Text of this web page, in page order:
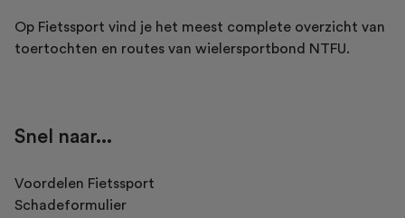
Op Fietssport vind je het meest complete overzicht van
toertochten en routes van wielersportbond NTFU.
Snel naar...
Voordelen Fietssport
Schadeformulier